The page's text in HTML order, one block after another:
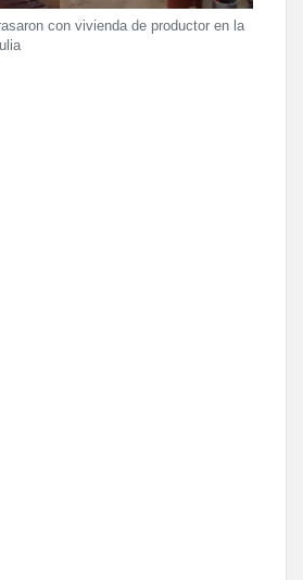
con vivienda de productor en la